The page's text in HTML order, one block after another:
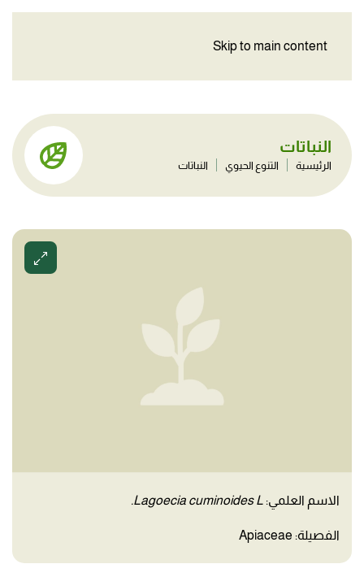
Skip to main content
النباتات
الرئيسية التنوع الحيوي النباتات
الاسم العلمي: Lagoecia cuminoides L.
الفصيلة: Apiaceae